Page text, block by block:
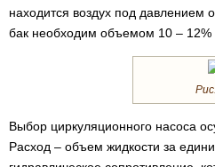
находится воздух под давлением
бак необходим объемом 10 – 12%
Выбор циркуляционного насоса
Расход – объем жидкости за